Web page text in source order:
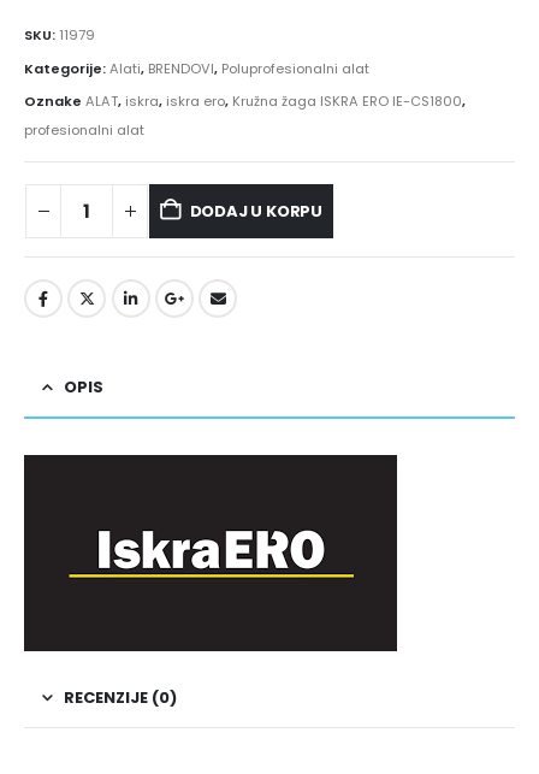
SKU: 11979
Kategorije:Alati, BRENDOVI, Poluprofesionalni alat
Oznake ALAT, iskra, iskra ero, Kružna žaga ISKRA ERO IE-CS1800,
profesionalni alat
DODAJ U KORPU
OPIS
RECENZIJE (0)